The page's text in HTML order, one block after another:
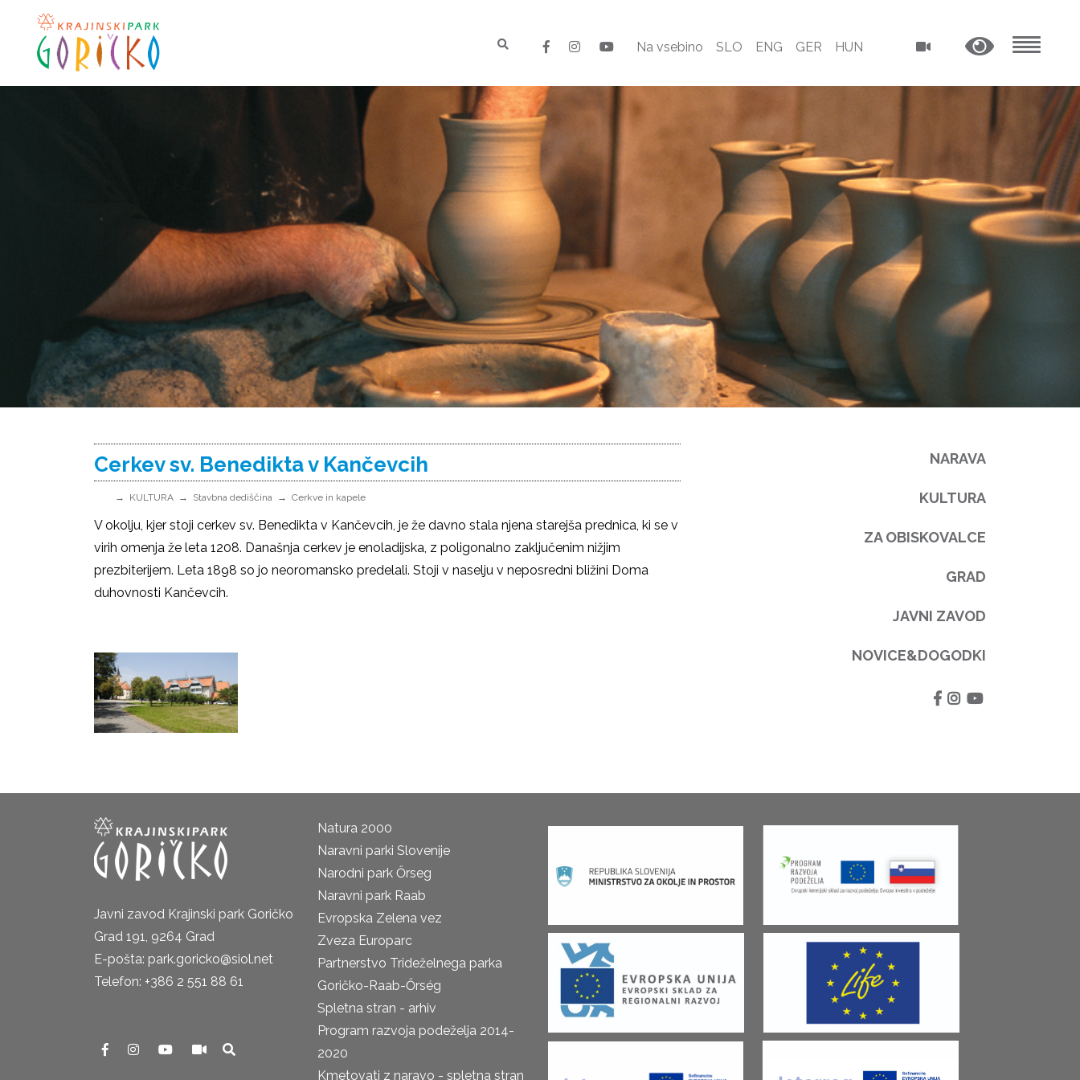
Na vsebino SLO ENG GER HUN
Cerkev sv. Benedikta v Kančevcih
KULTURA Stavbna dediščina Cerkve in kapele
V okolju, kjer stoji cerkev sv. Benedikta v Kančevcih, je že davno stala njena starejša prednica, ki se v
virih omenja že leta 1208. Današnja cerkev je enoladijska, z poligonalno zaključenim nižjim
prezbiterijem. Leta 1898 so jo neoromansko predelali. Stoji v naselju v neposredni bližini Doma
duhovnosti Kančevcih.
NARAVA
KULTURA
ZA OBISKOVALCE
GRAD
JAVNI ZAVOD
NOVICE&DOGODKI
Javni zavod Krajinski park Goričko
Grad 191, 9264 Grad
E-pošta: park.goricko@siol.net
Telefon: +386 2 551 88 61
Natura 2000
Naravni parki Slovenije
Narodni park Őrseg
Naravni park Raab
Evropska Zelena vez
Zveza Europarc
Partnerstvo Trideželnega parka
Goričko-Raab-Őrség
Spletna stran - arhiv
Program razvoja podeželja 2014-
2020
Kmetovati z naravo - spletna stran